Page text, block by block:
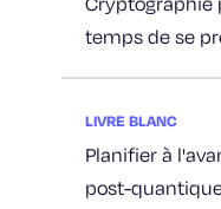
temps de se
LIVRE BLANC
Planifier à
post-